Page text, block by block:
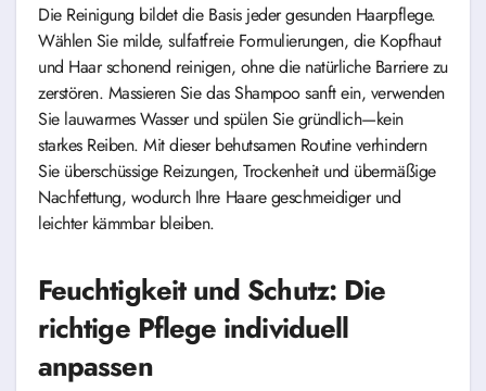
Die Reinigung bildet die Basis jeder gesunden Haarpflege.
Wählen Sie milde, sulfatfreie Formulierungen, die Kopfhaut
und Haar schonend reinigen, ohne die natürliche Barriere zu
zerstören. Massieren Sie das Shampoo sanft ein, verwenden
Sie lauwarmes Wasser und spülen Sie gründlich—kein
starkes Reiben. Mit dieser behutsamen Routine verhindern
Sie überschüssige Reizungen, Trockenheit und übermäßige
Nachfettung, wodurch Ihre Haare geschmeidiger und
leichter kämmbar bleiben.
Feuchtigkeit und Schutz: Die
richtige Pflege individuell
anpassen